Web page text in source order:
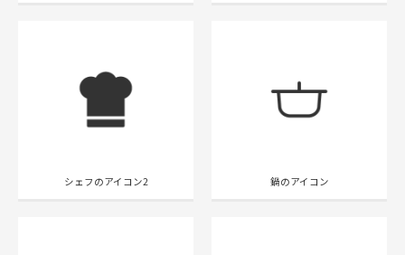
シェフのアイコン2 鍋のアイコン